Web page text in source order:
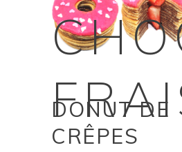
DONUT DE
CRÊPES